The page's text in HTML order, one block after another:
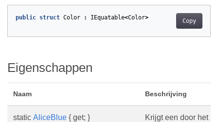
Copy
public struct Color : IEquatable<Color>
Eigenschappen
Naam Beschrijving
static AliceBlue { get; }
Krijgt een door het